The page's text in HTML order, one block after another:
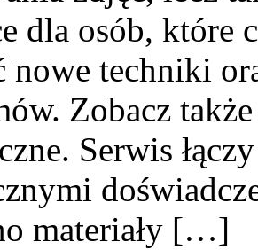
dla osób, które
nowe techniki
Zobacz
Serwis
materiały […]